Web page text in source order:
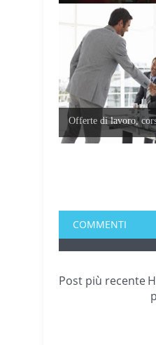
Offerte di lavoro,
COMMENTI
Post più recente